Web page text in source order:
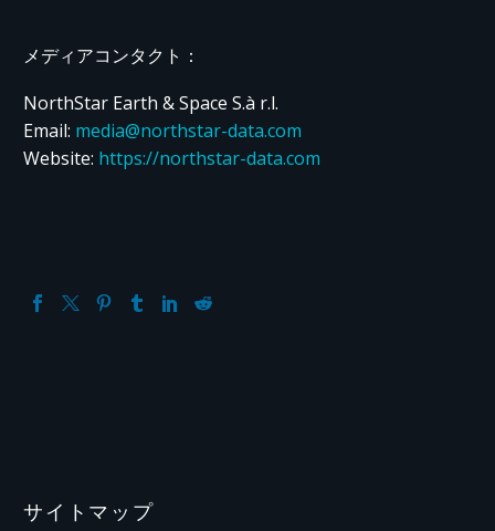
メディアコンタクト：
NorthStar Earth & Space S.à r.l.
Email: media@northstar-data.com
Website: https://northstar-data.com
サイトマップ